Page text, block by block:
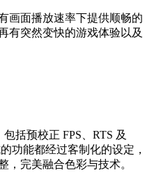
画面播放速率下提供顺畅的
有突然变快的游戏体验以及
括预校正 FPS、RTS 及
功能都经过客制化的设定，
，完美融合色彩与技术。